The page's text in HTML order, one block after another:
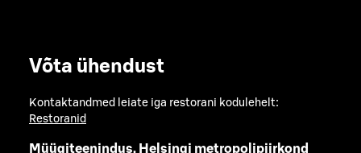
Võta ühendust
Kontaktandmed leiate iga restorani kodulehelt:
Restoranid
Müügiteenindus, Helsingi metropolipiirkond